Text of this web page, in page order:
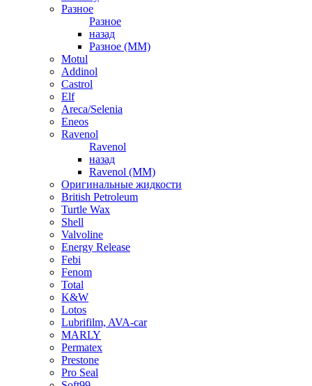
Разное
Разное
назад
Разное (ММ)
Motul
Addinol
Castrol
Elf
Areca/Selenia
Eneos
Ravenol
Ravenol
назад
Ravenol (ММ)
Оригинальные жидкости
British Petroleum
Turtle Wax
Shell
Valvoline
Energy Release
Febi
Fenom
Total
K&W
Lotos
Lubrifilm, AVA-car
MARLY
Permatex
Prestone
Pro Seal